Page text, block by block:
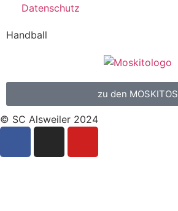
Datenschutz
Handball
zu den MOSKITOS
© SC Alsweiler 2024